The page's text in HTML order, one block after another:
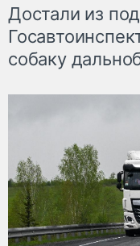
Достали из
собаку